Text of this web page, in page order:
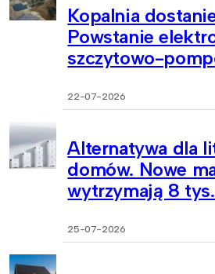
Kopalnia
Powstanie
szczytowo-
22-07-2026
Alternatywa dla
domów. Nowe
wytrzymają 8
25-07-2026